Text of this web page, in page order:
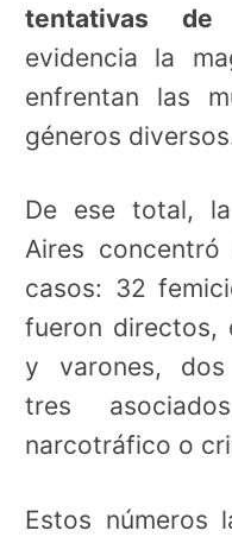
tentativas de
evidencia la
enfrentan las
géneros
De ese total,
Aires
casos: 32
fueron directos,
y varones,
tres
narcotráfico o
Estos números